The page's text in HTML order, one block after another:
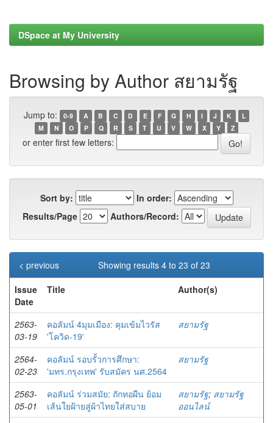
DSpace at My University
Browsing by Author สยามรัฐ
Jump to: 0-9 A B C D E F G H I J K
L
M
N O P Q R S T U V W X Y Z
or enter first few letters:
Sort by:
In order:
Results/Page
Authors/Record:
Showing results 4 to 23 of 23
< previous
Issue
Date
Title Author(s)
2563-
03-19
คอลัมน์ 4มุมเมือง: คุมเข้มไวรัส
'โควิด-19'
สยามรัฐ
2564-
02-23
คอลัมน์ รอบรั้วการศึกษา:
'มทร.กรุงเทพ' รับสมัคร นศ.2564
สยามรัฐ
2563-
05-01
คอลัมน์ ร่วมสมัย: ถักทอผืน ย้อม
เส้นใยฝ้ายสู่ผ้าไทยใส่สบาย
สยามรัฐ; สยามรัฐ
ออนไลน์